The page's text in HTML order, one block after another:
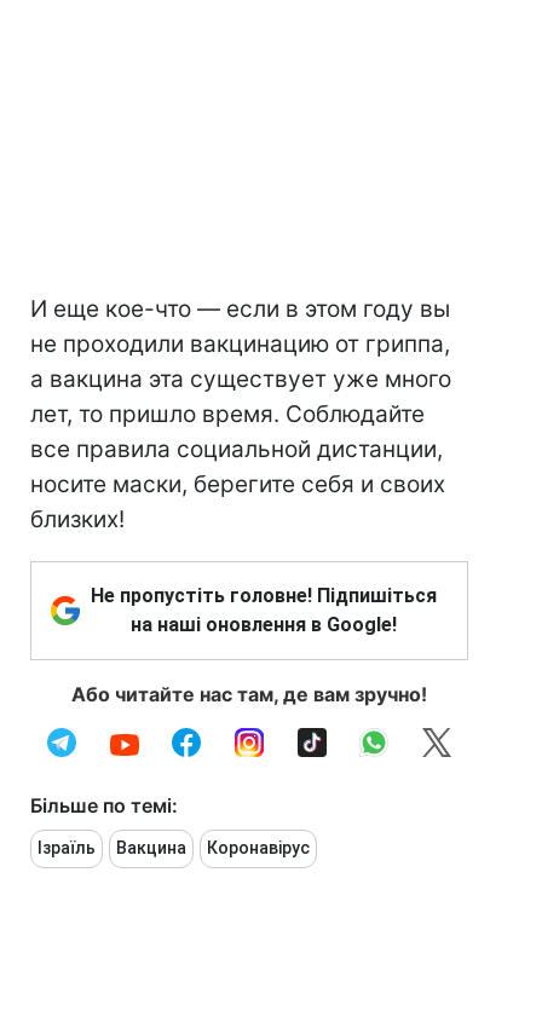
И еще кое-что — если в этом году вы
не проходили вакцинацию от гриппа,
а вакцина эта существует уже много
лет, то пришло время. Соблюдайте
все правила социальной дистанции,
носите маски, берегите себя и своих
близких!
Не пропустіть головне! Підпишіться
на наші оновлення в Google!
Або читайте нас там, де вам зручно!
Більше по темі:
Ізраїль Вакцина Коронавірус